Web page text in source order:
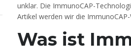
unklar. Die ImmunoCAP-
Artikel werden wir die
Was ist